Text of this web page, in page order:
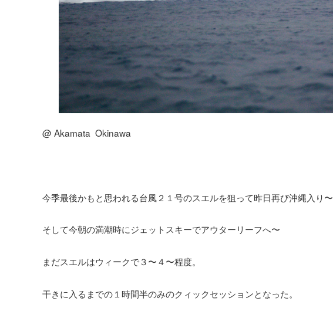
@ Akamata Okinawa
今季最後かもと思われる台風２１号のスエルを狙って昨日再び沖縄入り〜
そして今朝の満潮時にジェットスキーでアウターリーフへ〜
まだスエルはウィークで３〜４〜程度。
干きに入るまでの１時間半のみのクィックセッションとなった。